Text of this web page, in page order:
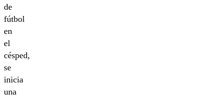
de
fútbol
en
el
césped,
se
inicia
una